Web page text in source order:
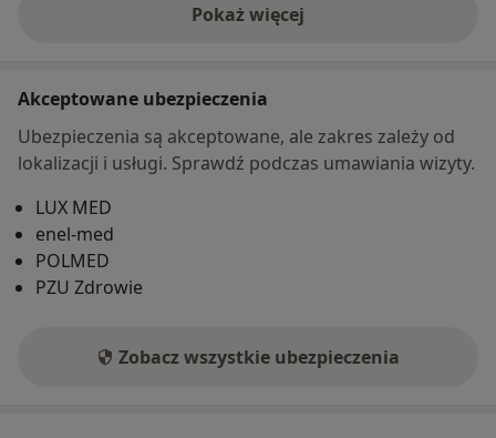
Pokaż więcej
o adresie
Akceptowane ubezpieczenia
Ubezpieczenia są akceptowane, ale zakres zależy od
lokalizacji i usługi. Sprawdź podczas umawiania wizyty.
LUX MED
enel-med
POLMED
PZU Zdrowie
Zobacz wszystkie ubezpieczenia